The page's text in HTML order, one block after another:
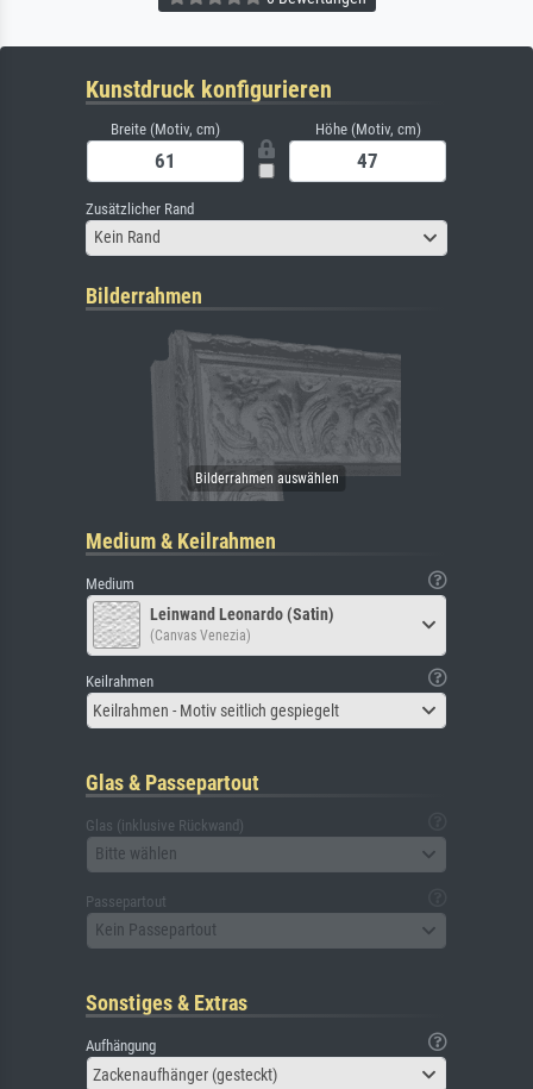
Kunstdruck konfigurieren
Breite (Motiv, cm) Höhe (Motiv, cm)
Zusätzlicher Rand
Kein Rand
Bilderrahmen
Medium & Keilrahmen
Medium
Leinwand Leonardo (Satin)
(Canvas Venezia)
Keilrahmen
Keilrahmen - Motiv seitlich gespiegelt
Glas & Passepartout
Glas (inklusive Rückwand)
Bitte wählen
Passepartout
Kein Passepartout
Sonstiges & Extras
Aufhängung
Zackenaufhänger (gesteckt)